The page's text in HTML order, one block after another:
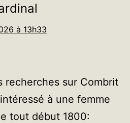
à 13h33
recherches sur Combrit
à une femme
tout début 1800: